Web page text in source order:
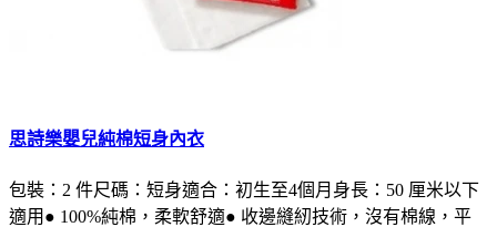
思詩樂嬰兒純棉短身內衣
包裝：2 件尺碼：短身適合：初生至4個月身長：50 厘米以下
適用● 100%純棉，柔軟舒適● 收邊縫紉技術，沒有棉線，平